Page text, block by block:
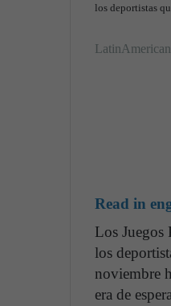
los deportistas
Read in
Los Juegos
los
noviembre
era de